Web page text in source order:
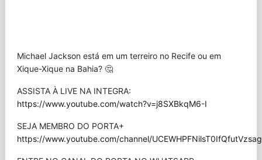
Michael Jackson está em um terreiro no Recife ou em
Xique-Xique na Bahia? 🤔
ASSISTA À LIVE NA INTEGRA:
https://www.youtube.com/watch?v=j8SXBkqM6-I
SEJA MEMBRO DO PORTA+
https://www.youtube.com/channel/